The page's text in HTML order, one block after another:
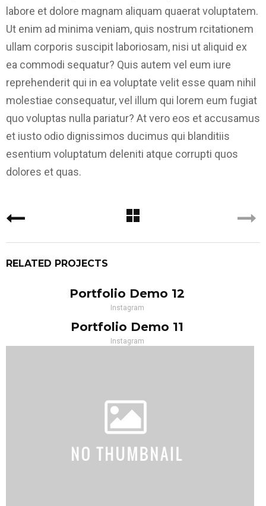
labore et dolore magnam aliquam quaerat voluptatem.
Ut enim ad minima veniam, quis nostrum rcitationem
ullam corporis suscipit laboriosam, nisi ut aliquid ex
ea commodi sequatur? Quis autem vel eum iure
reprehenderit qui in ea voluptate velit esse quam nihil
molestiae consequatur, vel illum qui lorem eum fugiat
quo voluptas nulla pariatur? At vero eos et accusamus
et iusto odio dignissimos ducimus qui blanditiis
esentium voluptatum deleniti atque corrupti quos
dolores et quas.
RELATED PROJECTS
Portfolio Demo 12
Instagram
Portfolio Demo 11
Instagram